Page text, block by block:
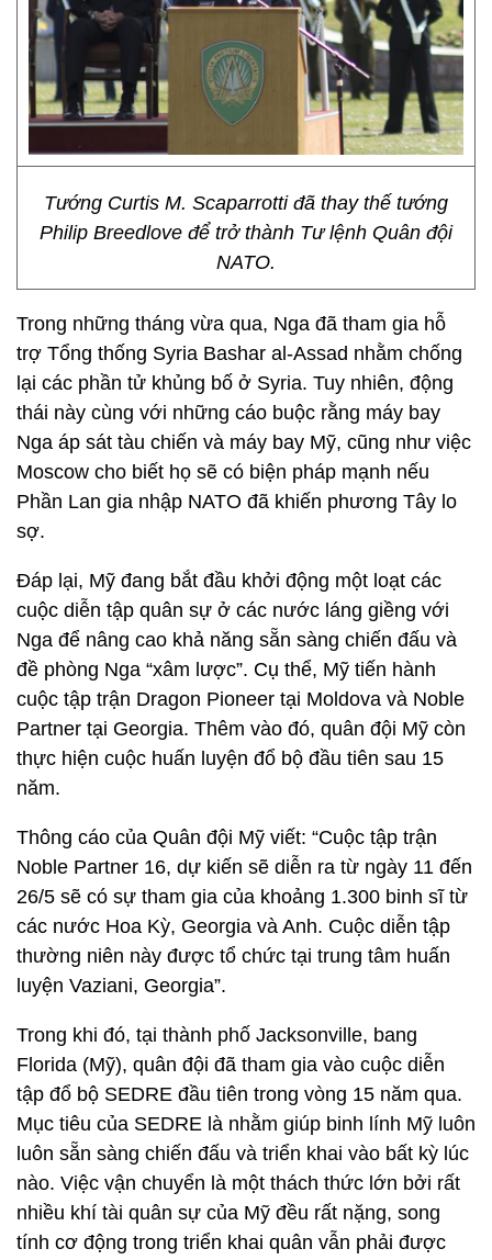
Tướng Curtis M. Scaparrotti đã thay thế tướng
Philip Breedlove để trở thành Tư lệnh Quân đội
NATO.
Trong những tháng vừa qua, Nga đã tham gia hỗ
trợ Tổng thống Syria Bashar al-Assad nhằm chống
lại các phần tử khủng bố ở Syria. Tuy nhiên, động
thái này cùng với những cáo buộc rằng máy bay
Nga áp sát tàu chiến và máy bay Mỹ, cũng như việc
Moscow cho biết họ sẽ có biện pháp mạnh nếu
Phần Lan gia nhập NATO đã khiến phương Tây lo
sợ.
Đáp lại, Mỹ đang bắt đầu khởi động một loạt các
cuộc diễn tập quân sự ở các nước láng giềng với
Nga để nâng cao khả năng sẵn sàng chiến đấu và
đề phòng Nga “xâm lược”. Cụ thể, Mỹ tiến hành
cuộc tập trận Dragon Pioneer tại Moldova và Noble
Partner tại Georgia. Thêm vào đó, quân đội Mỹ còn
thực hiện cuộc huấn luyện đổ bộ đầu tiên sau 15
năm.
Thông cáo của Quân đội Mỹ viết: “Cuộc tập trận
Noble Partner 16, dự kiến sẽ diễn ra từ ngày 11 đến
26/5 sẽ có sự tham gia của khoảng 1.300 binh sĩ từ
các nước Hoa Kỳ, Georgia và Anh. Cuộc diễn tập
thường niên này được tổ chức tại trung tâm huấn
luyện Vaziani, Georgia”.
Trong khi đó, tại thành phố Jacksonville, bang
Florida (Mỹ), quân đội đã tham gia vào cuộc diễn
tập đổ bộ SEDRE đầu tiên trong vòng 15 năm qua.
Mục tiêu của SEDRE là nhằm giúp binh lính Mỹ luôn
luôn sẵn sàng chiến đấu và triển khai vào bất kỳ lúc
nào. Việc vận chuyển là một thách thức lớn bởi rất
nhiều khí tài quân sự của Mỹ đều rất nặng, song
tính cơ động trong triển khai quân vẫn phải được